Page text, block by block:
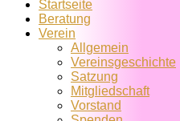
Startseite
Beratung
Verein
Allgemein
Vereins­geschichte
Satzung
Mitglied­schaft
Vorstand